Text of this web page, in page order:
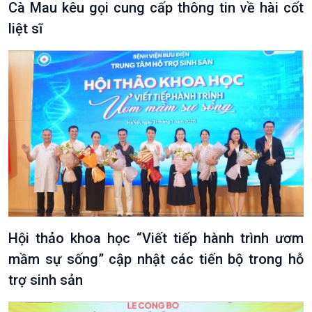
Cà Mau kêu gọi cung cấp thông tin về hài cốt
liệt sĩ
Hội thảo khoa học “Viết tiếp hành trình ươm
mầm sự sống” cập nhật các tiến bộ trong hỗ
trợ sinh sản